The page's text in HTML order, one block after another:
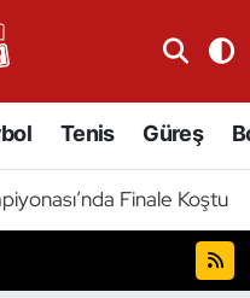
Tenis Güreş
Finale Koştu